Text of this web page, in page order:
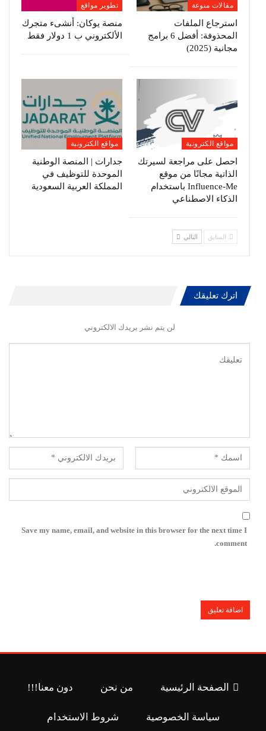
مقالات منوعة
استرجاع الملفات
المحذوفة: أفضل 6 برامج
مجانية (2025)
تطوير مواقع
منصة يوكان: أنشىء متجرك
الألكتروني ب 1 دولار فقط
مواقع الكترونية
احصل على مراجعة لسيرتك
الذاتية مجانًا من موقع
Influence-Me باستخدام
الذكاء الاصطناعي
مواقع الكترونية
جدارات | المنصة الوطنية
الموحدة للتوظيف في
المملكة العربية السعودية
السابق التالي
اترك تعليقك
لن يتم نشر بريدك الالكتروني
Save my name, email, and website in this browser for the next time I
comment.
الصفحة الرئيسية من نحن دون معنا!!!
سياسة الخصوصية شروط الاستخدام